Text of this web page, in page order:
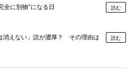
全に別物”になる日 読む
消えない」説が濃厚？ その理由は 読む